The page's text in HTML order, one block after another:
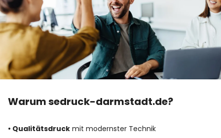
Warum sedruck-darmstadt.de?
• Qualitätsdruck mit modernster Technik